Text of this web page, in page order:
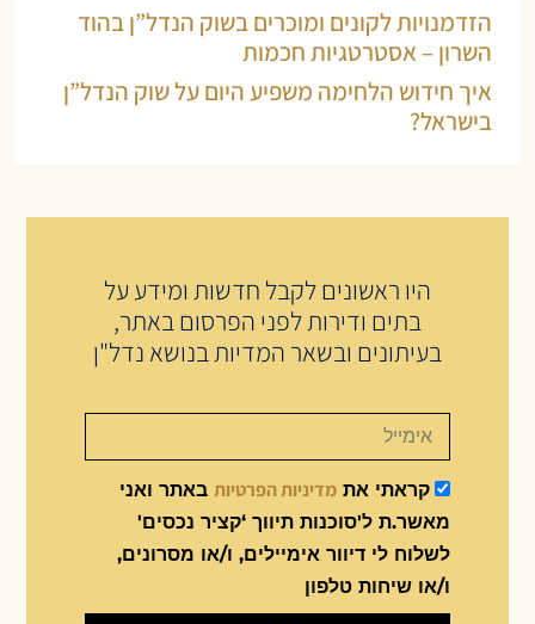
הזדמנויות לקונים ומוכרים בשוק הנדל”ן בהוד
השרון – אסטרטגיות חכמות
איך חידוש הלחימה משפיע היום על שוק הנדל”ן
בישראל?
היו ראשונים לקבל חדשות ומידע על
בתים ודירות לפני הפרסום באתר,
בעיתונים ובשאר המדיות בנושא נדל"ן
קראתי את מדיניות הפרטיותבאתר ואני
מאשר.ת ל'סוכנות תיווך ‘קציר נכסים'
לשלוח לי דיוור אימיילים, ו/או מסרונים,
ו/או שיחות טלפון